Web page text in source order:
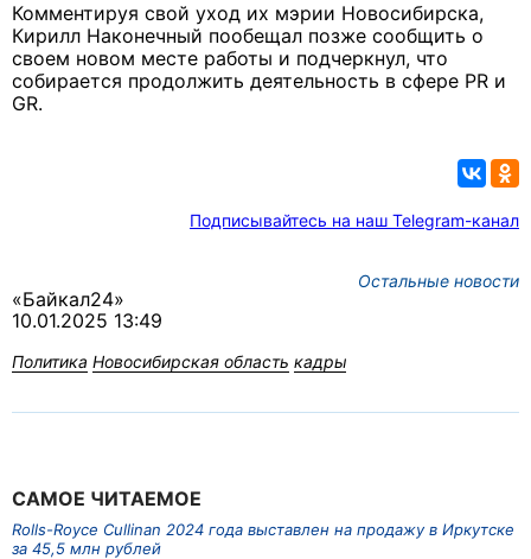
Комментируя свой уход их мэрии Новосибирска,
Кирилл Наконечный пообещал позже сообщить о
своем новом месте работы и подчеркнул, что
собирается продолжить деятельность в сфере PR и
GR.
Подписывайтесь на наш Telegram-канал
Остальные новости
«Байкал24»
10.01.2025 13:49
Политика Новосибирская область кадры
САМОЕ ЧИТАЕМОЕ
Rolls-Royce Cullinan 2024 года выставлен на продажу в Иркутске
за 45,5 млн рублей